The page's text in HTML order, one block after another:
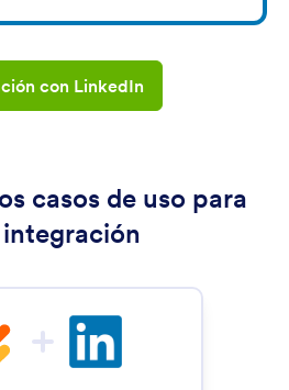
con LinkedIn
casos de uso para